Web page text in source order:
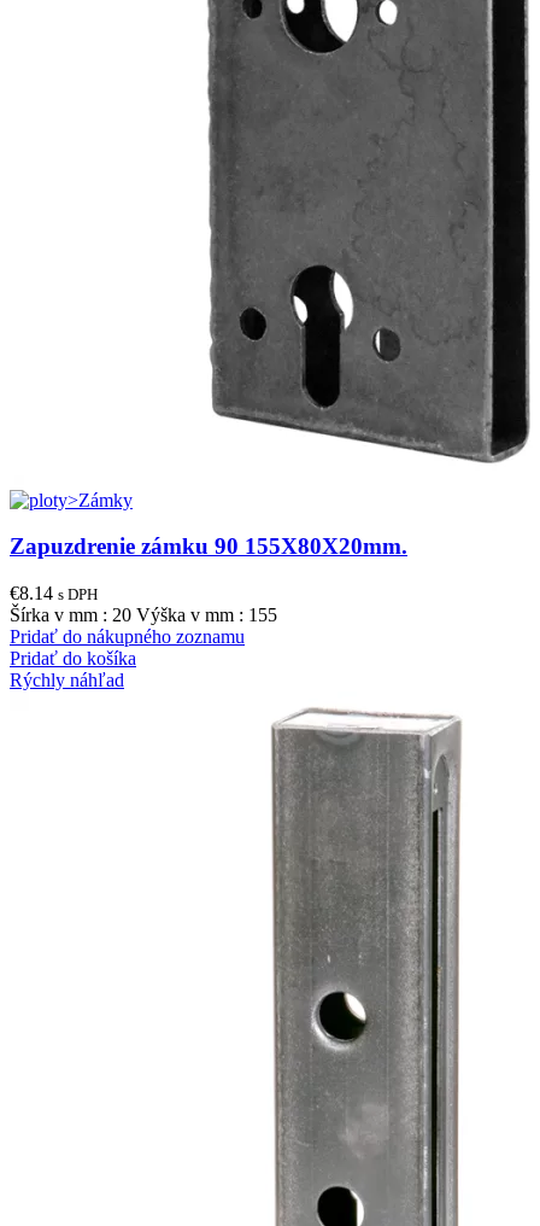
Zapuzdrenie zámku 90 155X80X20mm.
€8.14 s DPH
Šírka v mm : 20 Výška v mm : 155
Pridať do nákupného zoznamu
Pridať do košíka
Rýchly náhľad